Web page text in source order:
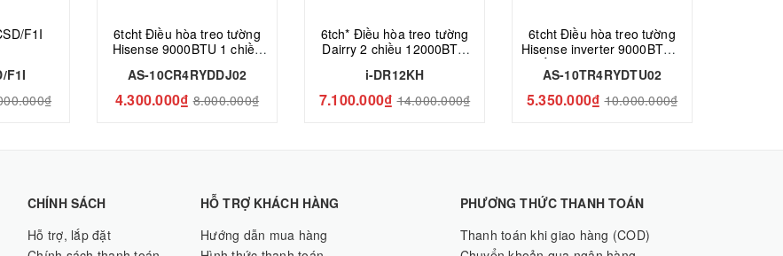
F1I
F1I
6tcht Điều hòa treo tường
Hisense 9000BTU 1 chiều
AS-10CR4RYDDJ02
4.300.000₫ 8.000.000₫
6tch* Điều hòa treo tường
Dairry 2 chiều 12000BTU
i-DR12KH
7.100.000₫ 14.000.000₫
6tcht Điều hòa treo tường
Hisense inverter 9000BTU 1
chiều AS-10TR4RYDTU02
AS-10TR4RYDTU02
5.350.000₫ 10.000.000₫
CHÍNH SÁCH
Hỗ trợ, lắp đặt
HỖ TRỢ KHÁCH HÀNG
Hướng dẫn mua hàng
PHƯƠNG THỨC THANH TOÁN
Thanh toán khi giao hàng (COD)